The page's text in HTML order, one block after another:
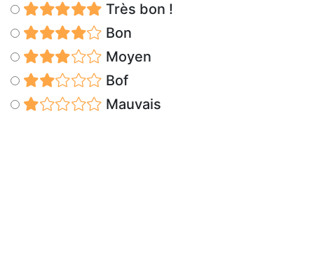
Très bon !
Bon
Moyen
Bof
Mauvais